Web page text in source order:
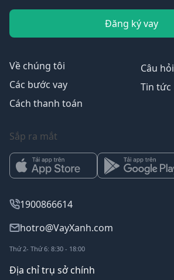
Đăng ký vay
Về chúng tôi
Các bước vay
Cách thanh toán
Câu hỏi
Tin tức
Sắp ra mắt
1900866614
hotro@VayXanh.com
Thứ 2- Thứ 6: 8:30 - 18:00
Địa chỉ trụ sở chính